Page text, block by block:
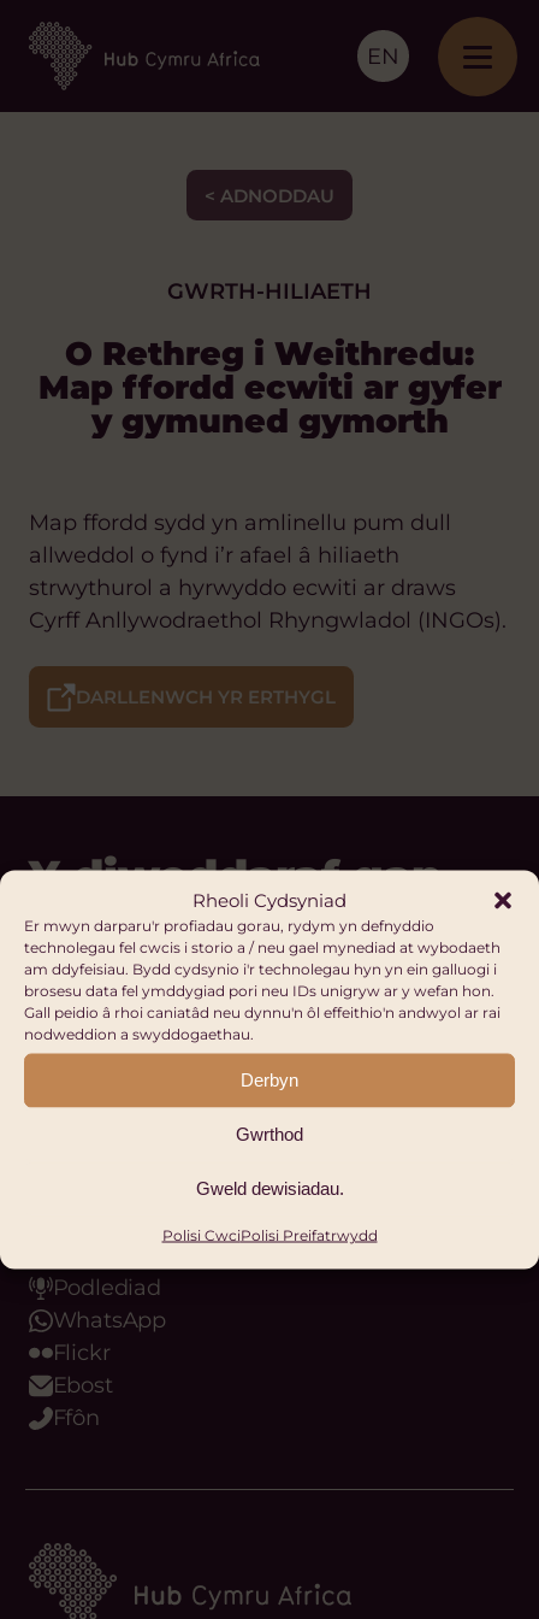
Rheoli Cydsyniad
Er mwyn darparu'r profiadau gorau, rydym yn defnyddio
technolegau fel cwcis i storio a / neu gael mynediad at wybodaeth
am ddyfeisiau. Bydd cydsynio i'r technolegau hyn yn ein galluogi i
brosesu data fel ymddygiad pori neu IDs unigryw ar y wefan hon.
Gall peidio â rhoi caniatâd neu dynnu'n ôl effeithio'n andwyol ar rai
nodweddion a swyddogaethau.
Derbyn
Gwrthod
Gweld dewisiadau.
Polisi CwciPolisi Preifatrwydd
EN
< ADNODDAU
GWRTH-HILIAETH
O Rethreg i Weithredu:
Map ffordd ecwiti ar gyfer
y gymuned gymorth
Map ffordd sydd yn amlinellu pum dull
allweddol o fynd i’r afael â hiliaeth
strwythurol a hyrwyddo ecwiti ar draws
Cyrff Anllywodraethol Rhyngwladol (INGOs).
DARLLENWCH YR ERTHYGL
Y diweddaraf gan
Hub Cymru Africa
COFRESTRU
Ein Platfformau Digidol
Podlediad
WhatsApp
Flickr
Ebost
Ffôn